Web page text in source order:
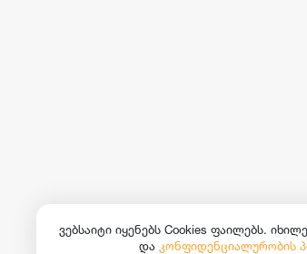
ვებსაიტი იყენებს Cookies ფაილებს.
და კონფიდენციალურობის